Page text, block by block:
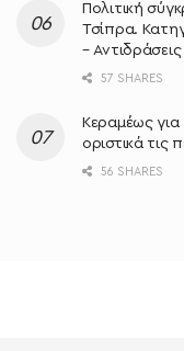
Πολιτική
Τσίπρα.
–
57 SHARES
Κεραμέως για
οριστικά τις
56 SHARES